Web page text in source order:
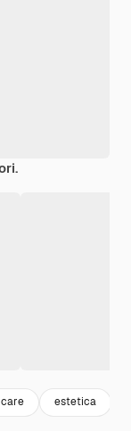
estetica